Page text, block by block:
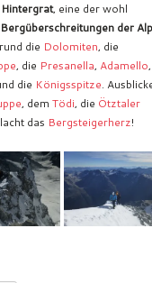
, eine der wohl
der
die Dolomiten, die
, die Presanella, Adamello,
die Königsspitze.
, dem Tödi, die Ötztaler
das Bergsteigerherz!